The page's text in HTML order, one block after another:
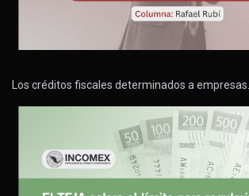
Los créditos fiscales determinados a empresas…